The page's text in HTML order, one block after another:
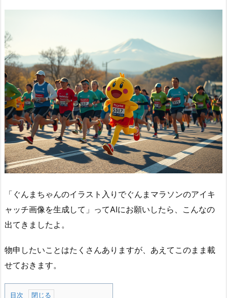
「ぐんまちゃんのイラスト入りでぐんまマラソンのアイキ
ャッチ画像を生成して」ってAIにお願いしたら、こんなの
出てきましたよ。
物申したいことはたくさんありますが、あえてこのまま載
せておきます。
目次